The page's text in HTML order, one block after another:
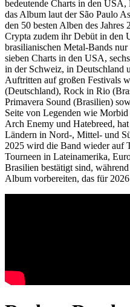
bedeutende Charts in den
das Album laut der São Paulo
den 50 besten Alben des
Crypta zudem ihr Debüt in den
brasilianischen Metal-Bands
sieben Charts in den USA,
in der Schweiz, in Deutschland
Auftritten auf großen Festivals
(Deutschland), Rock in Rio
Primavera Sound (Brasilien)
Seite von Legenden wie
Arch Enemy und Hatebreed,
Ländern in Nord-, Mittel- und
2025 wird die Band wieder auf
Tourneen in Lateinamerika,
Brasilien bestätigt sind,
Album vorbereiten, das für